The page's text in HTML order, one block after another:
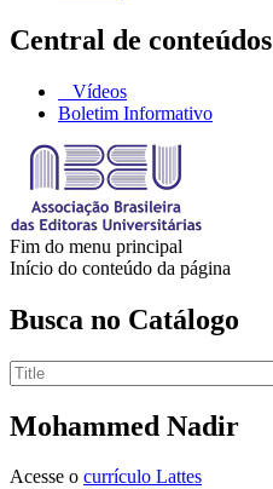
Central de conteúdos
Vídeos
Boletim Informativo
Fim do menu principal
Início do conteúdo da página
Busca no Catálogo
Mohammed Nadir
Acesse o currículo Lattes